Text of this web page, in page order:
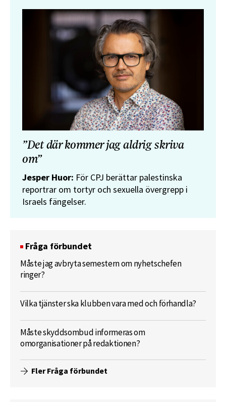
”Det där kommer jag aldrig skriva
om”
Jesper Huor: För CPJ berättar palestinska
reportrar om tortyr och sexuella övergrepp i
Israels fängelser.
Fråga förbundet
Måste jag avbryta semestern om nyhetschefen
ringer?
Vilka tjänster ska klubben vara med och förhandla?
Måste skyddsombud informeras om
omorganisationer på redaktionen?
Fler Fråga förbundet